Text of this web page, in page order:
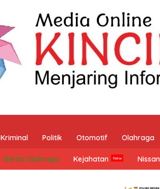
Kriminal Politik Otomotif Olahraga
Berita Olahraga Kejahatan Nissan